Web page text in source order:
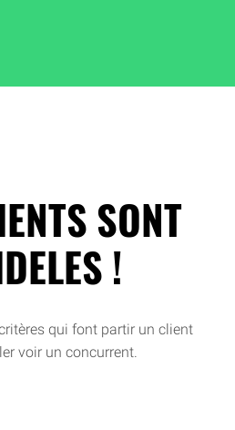
SONT
!
qui font partir un client
voir un concurrent.